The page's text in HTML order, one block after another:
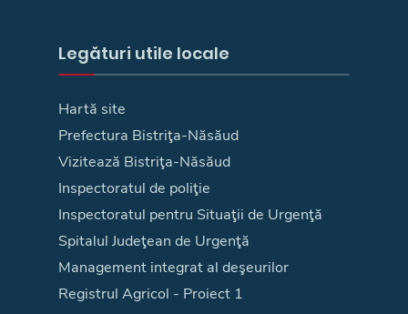
Legături utile locale
Hartă site
Prefectura Bistriţa-Năsăud
Vizitează Bistriţa-Năsăud
Inspectoratul de poliţie
Inspectoratul pentru Situaţii de Urgenţă
Spitalul Judeţean de Urgenţă
Management integrat al deşeurilor
Registrul Agricol - Proiect 1